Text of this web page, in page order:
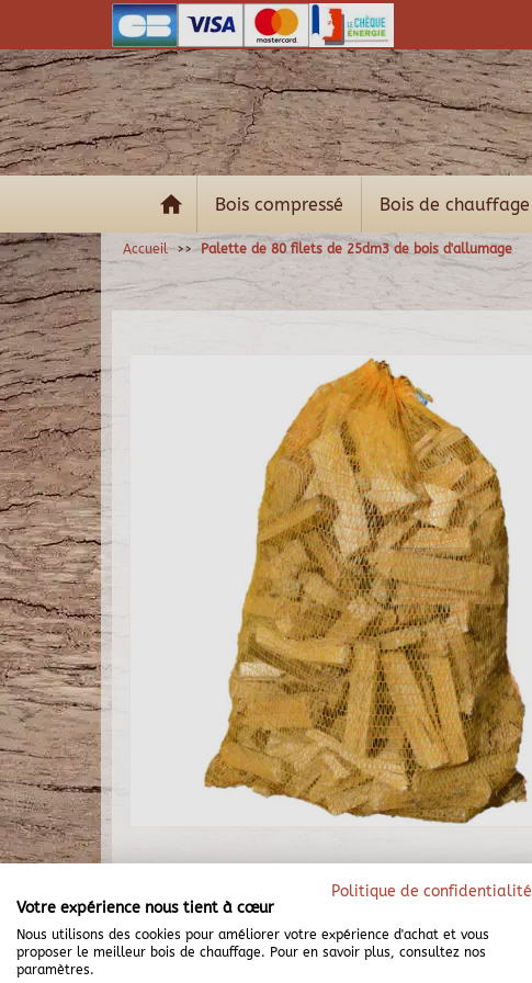
Bois compressé Bois de chauffage
Accueil Palette de 80 filets de 25dm3 de bois d'allumage
Politique de confidentialité
Votre expérience nous tient à cœur
Nous utilisons des cookies pour améliorer votre expérience d'achat et vous
proposer le meilleur bois de chauffage. Pour en savoir plus, consultez nos
paramètres.